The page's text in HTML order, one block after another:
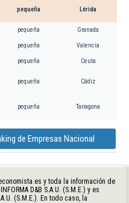
pequeña Lérida
pequeña Granada
pequeña Valencia
pequeña Ceuta
pequeña Cádiz
pequeña Tarragona
de Empresas Nacional
y toda la información de
D&B S.A.U. (S.M.E.) y es
(S.M.E.). En todo caso, la